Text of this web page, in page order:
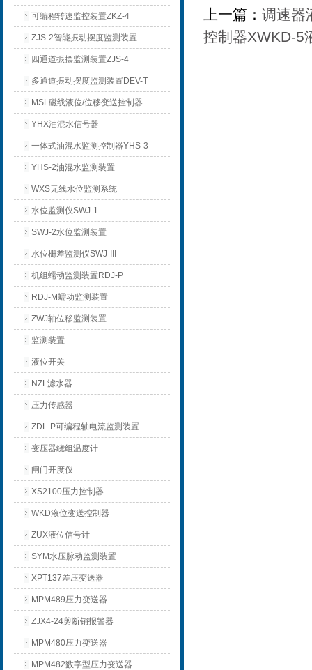
可编程转速监控装置ZKZ-4
ZJS-2智能振动摆度监测装置
四通道振摆监测装置ZJS-4
多通道振动摆度监测装置DEV-T
MSL磁线液位/位移变送控制器
YHX油混水信号器
一体式油混水监测控制器YHS-3
YHS-2油混水监测装置
WXS无线水位监测系统
水位监测仪SWJ-1
SWJ-2水位监测装置
水位栅差监测仪SWJ-III
机组蠕动监测装置RDJ-P
RDJ-M蠕动监测装置
ZWJ轴位移监测装置
监测装置
液位开关
NZL滤水器
压力传感器
ZDL-P可编程轴电流监测装置
变压器绕组温度计
闸门开度仪
XS2100压力控制器
WKD液位变送控制器
ZUX液位信号计
SYM水压脉动监测装置
XPT137差压变送器
MPM489压力变送器
ZJX4-24剪断销报警器
MPM480压力变送器
MPM482数字型压力变送器
上一篇： 调速器
控制器XWKD-5